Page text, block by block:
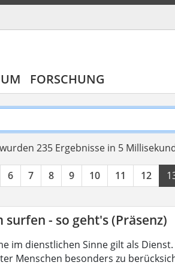
FORSCHUNG
235 Ergebnisse in 5
6 7 8 9 10 11 12
- so geht's (Präsenz)
im dienstlichen Sinne gilt als
Menschen besonders zu